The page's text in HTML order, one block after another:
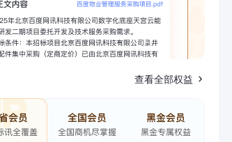
查看全部权益